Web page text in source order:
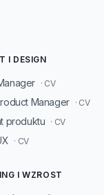
I DESIGN
· CV
Manager · CV
produktu · CV
· CV
I WZROST